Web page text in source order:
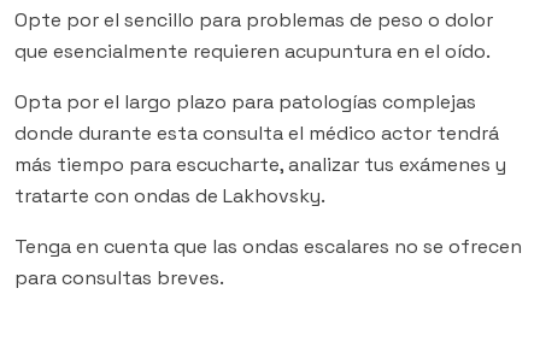
Opte por el sencillo para problemas de peso o dolor
que esencialmente requieren acupuntura en el oído.
Opta por el largo plazo para patologías complejas
donde durante esta consulta el médico actor tendrá
más tiempo para escucharte, analizar tus exámenes y
tratarte con ondas de Lakhovsky.
Tenga en cuenta que las ondas escalares no se ofrecen
para consultas breves.